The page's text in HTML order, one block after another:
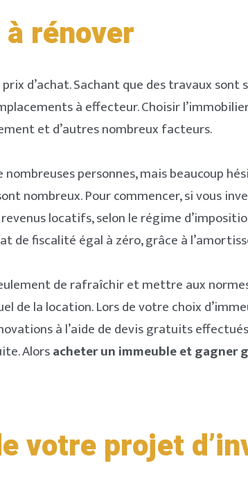
rénover
d’achat. Sachant que des travaux
à effecteur. Choisir
et d’autres nombreux facteurs.
nombreuses personnes, mais beaucoup
nombreux. Pour commencer, si vous
locatifs, selon le régime
de fiscalité égal à zéro, grâce à
de rafraîchir et mettre aux
de la location. Lors de votre choix
à l’aide de devis gratuits
Alorsacheter un immeuble et gagner
votre projet